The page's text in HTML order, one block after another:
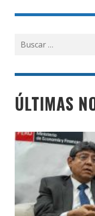
Buscar
por:
ÚLTIMAS